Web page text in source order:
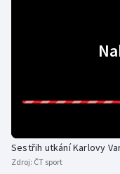
Sestřih utkání Karlovy
Zdroj: ČT sport